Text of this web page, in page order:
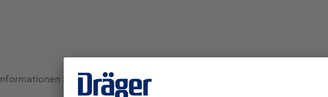
Informationen zur Produktsicherheit (GPSR)